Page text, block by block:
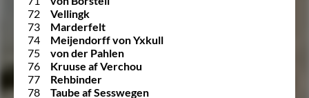
72
Vellingk
73
Marderfelt
74
Meijendorff von Yxkull
75
von der Pahlen
76
Kruuse af Verchou
77
Rehbinder
78
Taube af Sesswegen